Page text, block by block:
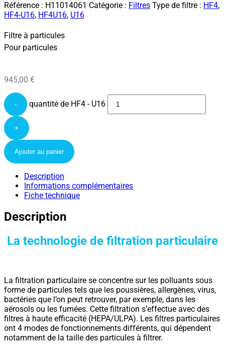
Référence : H11014061 Catégorie : Filtres Type de filtre : HF4,
HF4-U16, HF4U16, U16
Filtre à particules
Pour particules
945,00 €
- quantité de HF4 - U16
+
Ajouter au panier
Description
Informations complémentaires
Fiche technique
Description
La technologie de filtration particulaire
La filtration particulaire se concentre sur les polluants sous
forme de particules tels que les poussières, allergènes, virus,
bactéries que l’on peut retrouver, par exemple, dans les
aérosols ou les fumées. Cette filtration s’effectue avec des
filtres à haute efficacité (HEPA/ULPA). Les filtres particulaires
ont 4 modes de fonctionnements différents, qui dépendent
notamment de la taille des particules à filtrer.